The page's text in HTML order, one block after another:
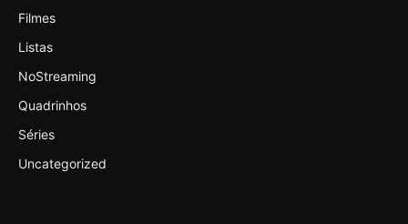
Filmes
Listas
NoStreaming
Quadrinhos
Séries
Uncategorized